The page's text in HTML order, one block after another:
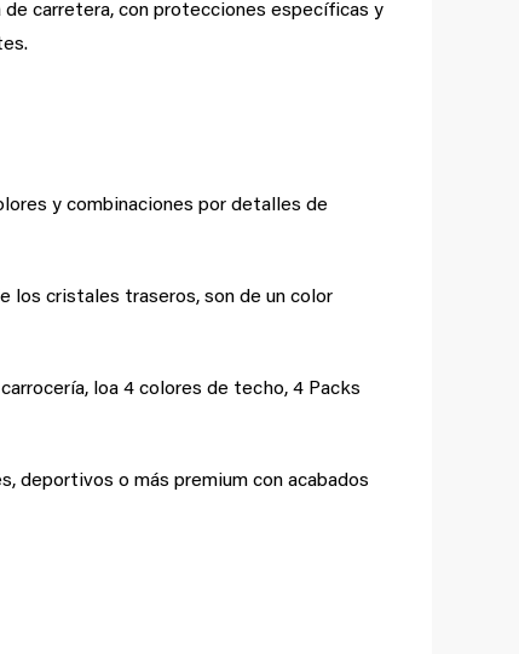
carretera, con protecciones específicas y
y combinaciones por detalles de
los cristales traseros, son de un color
loa 4 colores de techo, 4 Packs
deportivos o más premium con acabados